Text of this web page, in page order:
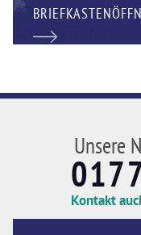
Unsere
Kontakt